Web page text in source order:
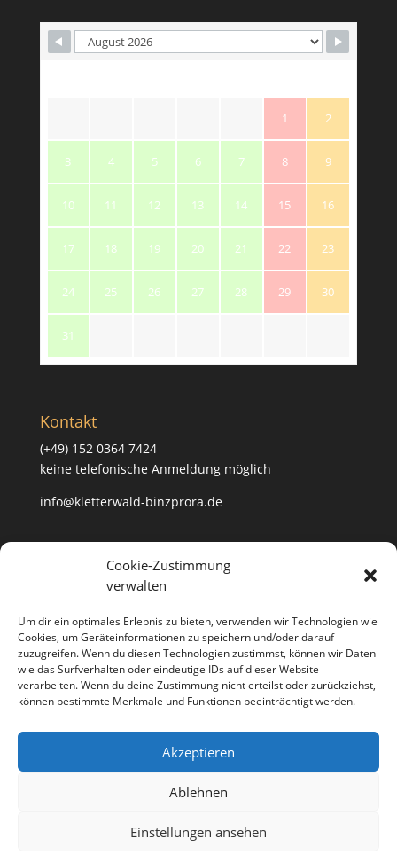
Cookie-Zustimmung
verwalten
Um dir ein optimales Erlebnis zu bieten, verwenden wir Technologien wie
Cookies, um Geräteinformationen zu speichern und/oder darauf
zuzugreifen. Wenn du diesen Technologien zustimmst, können wir Daten
wie das Surfverhalten oder eindeutige IDs auf dieser Website
verarbeiten. Wenn du deine Zustimmung nicht erteilst oder zurückziehst,
können bestimmte Merkmale und Funktionen beeinträchtigt werden.
Akzeptieren
Ablehnen
Einstellungen ansehen
1 2
3 4 5 6 7 8 9
10 11 12 13 14 15 16
17 18 19 20 21 22 23
24 25 26 27 28 29 30
31
Kontakt
(+49) 152 0364 7424
keine telefonische Anmeldung möglich
info@kletterwald-binzprora.de
Postanschrift
Kletterwald BinzProra Uwe Häusler
18507 Klein Lehmhagen
Datenschutzerklärung
Richtlinie für Storno und Rückerstattungen